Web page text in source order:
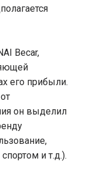
Becar,
его прибыли.
он выделил
и т.д.).